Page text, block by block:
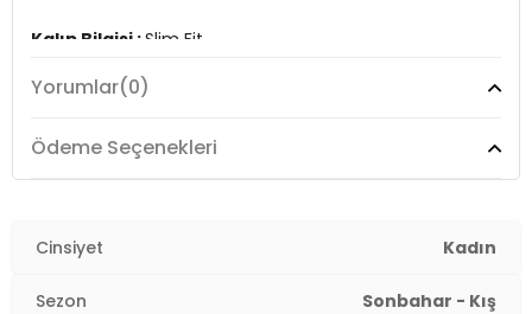
Kalıp Bilgisi :Slim Fit
Üretim Yeri :Türkiye
Yorumlar(0)
Ödeme Seçenekleri
Cinsiyet Kadın
Sezon Sonbahar - Kış